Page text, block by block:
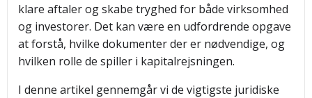
klare aftaler og skabe tryghed for både virksomhed
og investorer. Det kan være en udfordrende opgave
at forstå, hvilke dokumenter der er nødvendige, og
hvilken rolle de spiller i kapitalrejsningen.
I denne artikel gennemgår vi de vigtigste juridiske